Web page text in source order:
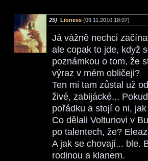
25) Lioness (09.11.2010 18:07)
Já vážně nechci
ale copak to jde, když
poznámkou o tom, že
výraz v mém obličeji?
Ten mi tam zůstal už
živé, zabijácké...
pořádku a stojí o ni,
Co dělali Volturiovi v
po talentech, že?
A jak se chovají... ble.
rodinou a klanem.